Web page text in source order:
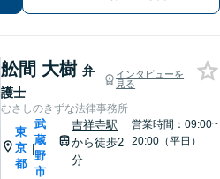
等、平時の対応から医療過誤などの有
舩間 大樹 弁
護士
インタビューを
見る
むさしのきずな法律事務所
東
京
都
|
武
蔵
野
市
吉祥寺駅
から徒歩2
分
営業時間：09:00~
20:00（平日）